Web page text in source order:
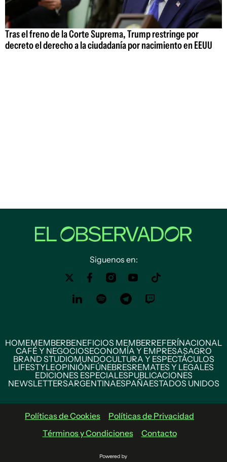
Tras el freno de la Corte Suprema, Trump restringe por
decreto el derecho a la ciudadanía por nacimiento en EEUU
Siguenos en:
HOMEMEMBERBENEFICIOS MEMBERREFERÍNACIONAL
CAFÉ Y NEGOCIOSECONOMÍA Y EMPRESASAGRO
BRAND STUDIOMUNDOCULTURA Y ESPECTÁCULOS
LIFESTYLEOPINIÓNFÚNEBRESREMATES Y LEGALES
EDICIONES ESPECIALESPUBLICACIONES
NEWSLETTERSARGENTINAESPAÑAESTADOS UNIDOS
Políticas de Cookies
Políticas de Privacidad
Términos y Condiciones
Contacto